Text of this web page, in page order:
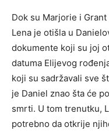
Dok su Marjorie i
Lena je otišla u
dokumente koji su joj
datuma Elijevog
koji su sadržavali sve
je Daniel znao šta će
smrti. U tom trenutku,
potrebno da otkrije